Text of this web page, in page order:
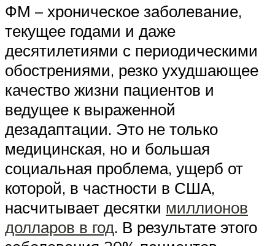
ФМ – хроническое заболевание,
текущее годами и даже
десятилетиями с периодическими
обострениями, резко ухудшающее
качество жизни пациентов и
ведущее к выраженной
дезадаптации. Это не только
медицинская, но и большая
социальная проблема, ущерб от
которой, в частности в США,
насчитывает десятки миллионов
долларов в год. В результате этого